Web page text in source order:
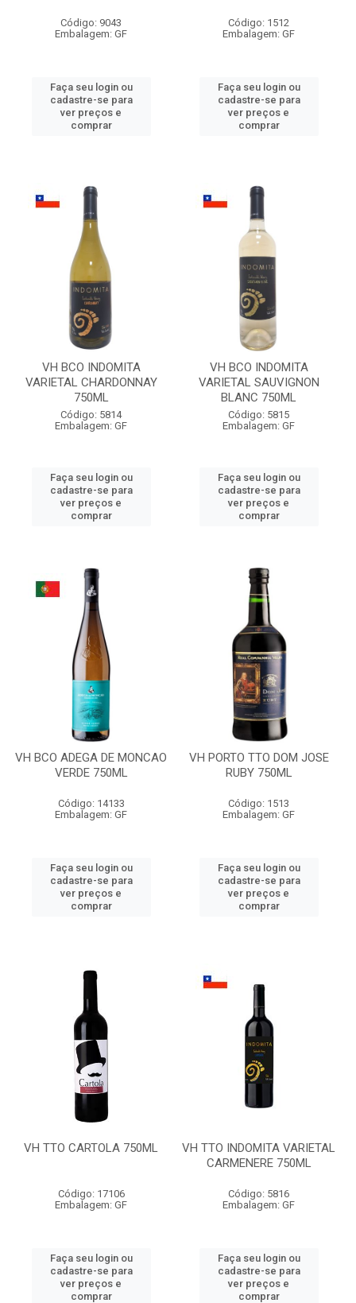
Código: 9043
Embalagem: GF
Faça seu login ou
cadastre-se para
ver preços e
comprar
Código: 1512
Embalagem: GF
Faça seu login ou
cadastre-se para
ver preços e
comprar
VH BCO INDOMITA
VARIETAL CHARDONNAY
750ML
Código: 5814
Embalagem: GF
Faça seu login ou
cadastre-se para
ver preços e
comprar
VH BCO INDOMITA
VARIETAL SAUVIGNON
BLANC 750ML
Código: 5815
Embalagem: GF
Faça seu login ou
cadastre-se para
ver preços e
comprar
VH BCO ADEGA DE MONCAO
VERDE 750ML
Código: 14133
Embalagem: GF
Faça seu login ou
cadastre-se para
ver preços e
comprar
VH PORTO TTO DOM JOSE
RUBY 750ML
Código: 1513
Embalagem: GF
Faça seu login ou
cadastre-se para
ver preços e
comprar
VH TTO CARTOLA 750ML
Código: 17106
Embalagem: GF
Faça seu login ou
cadastre-se para
ver preços e
comprar
VH TTO INDOMITA VARIETAL
CARMENERE 750ML
Código: 5816
Embalagem: GF
Faça seu login ou
cadastre-se para
ver preços e
comprar